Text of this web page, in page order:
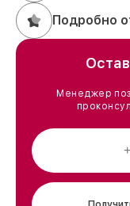
Подробно
Менеджер